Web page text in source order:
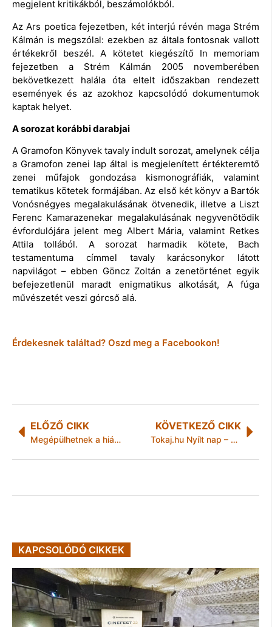
megjelent kritikákból, beszámolókból.
Az Ars poetica fejezetben, két interjú révén maga Strém
Kálmán is megszólal: ezekben az általa fontosnak vallott
értékekről beszél. A kötetet kiegészítő In memoriam
fejezetben a Strém Kálmán 2005 novemberében
bekövetkezett halála óta eltelt időszakban rendezett
események és az azokhoz kapcsolódó dokumentumok
kaptak helyet.
A sorozat korábbi darabjai
A Gramofon Könyvek tavaly indult sorozat, amelynek célja
a Gramofon zenei lap által is megjelenített értékteremtő
zenei műfajok gondozása kismonográfiák, valamint
tematikus kötetek formájában. Az első két könyv a Bartók
Vonósnégyes megalakulásának ötvenedik, illetve a Liszt
Ferenc Kamarazenekar megalakulásának negyvenötödik
évfordulójára jelent meg Albert Mária, valamint Retkes
Attila tollából. A sorozat harmadik kötete, Bach
testamentuma címmel tavaly karácsonykor látott
napvilágot – ebben Göncz Zoltán a zenetörténet egyik
befejezetlenül maradt enigmatikus alkotását, A fúga
művészetét veszi górcső alá.
Érdekesnek találtad? Oszd meg a Facebookon!
ELŐZŐ CIKK
Megépülhetnek a hiányzó körtöltések a Hernád völgyében
KÖVETKEZŐ CIKK
Tokaj.hu Nyílt nap – Tokaj-Hegyalja Miskolcon
KAPCSOLÓDÓ CIKKEK